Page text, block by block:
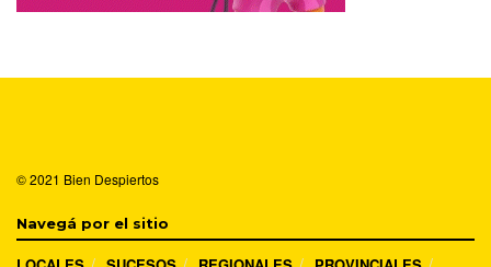
© 2021 Bien Despiertos
Navegá por el sitio